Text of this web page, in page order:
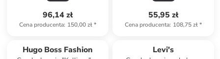
96,14 zł
Cena producenta: 150,00 zł*
55,95 zł
Cena producenta: 108,75 zł*
Hugo Boss Fashion Levi's